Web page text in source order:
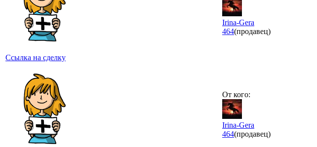
Ссылка на сделку
Irina-Gera
464(продавец)
От кого:
Irina-Gera
464(продавец)